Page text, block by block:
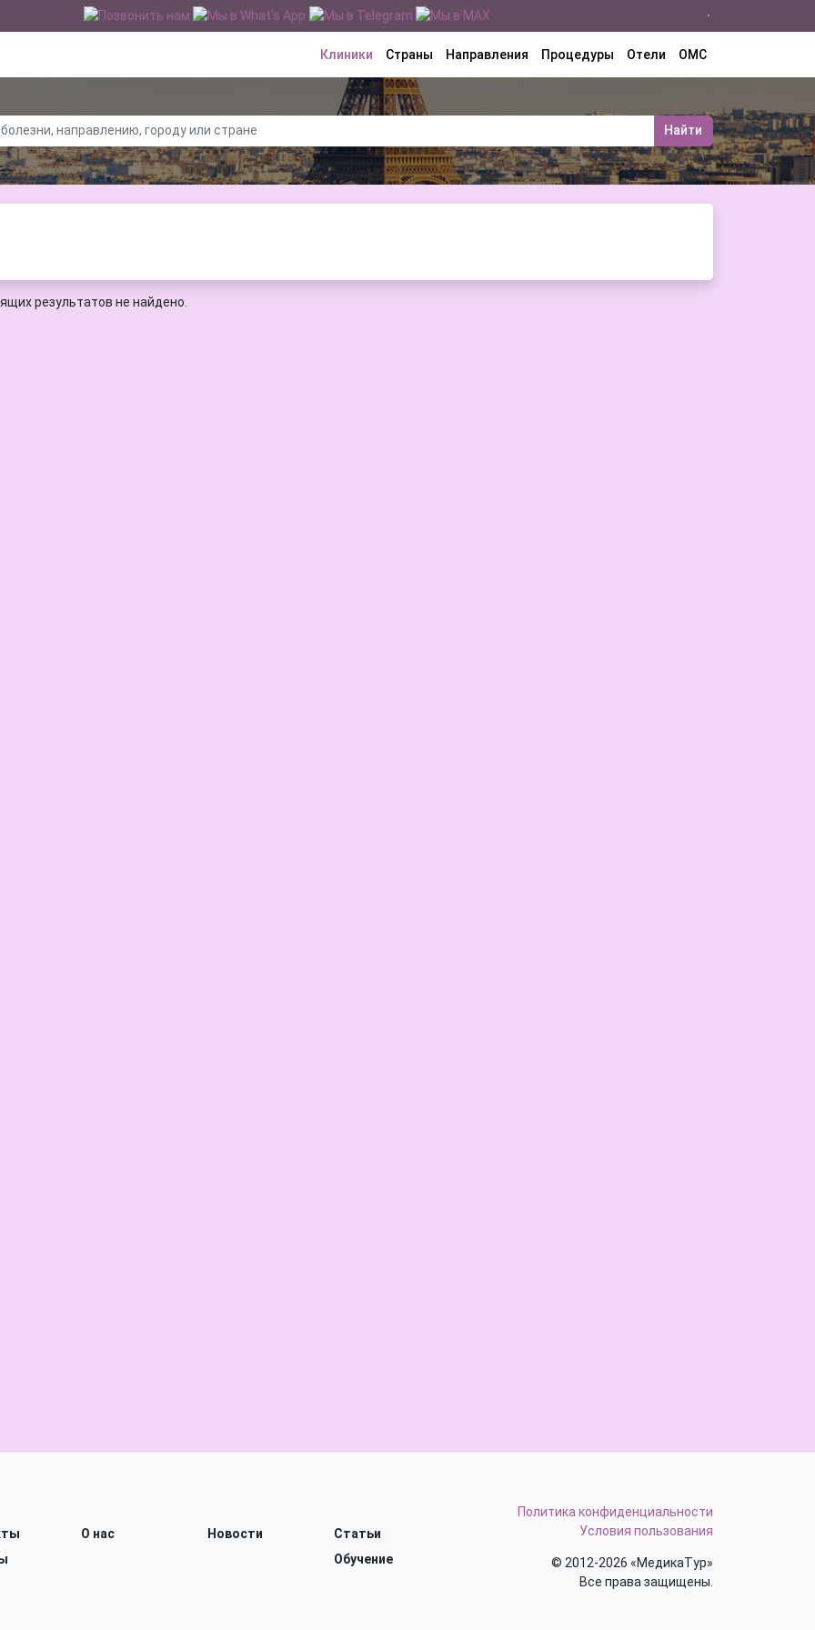
Клиники Страны Направления Процедуры Отели ОМС
Найти
результатов не найдено.
О нас Новости
Статьи
Обучение
Политика конфиденциальности
Условия пользования
© 2012-2026 «МедикаТур»
Все права защищены.